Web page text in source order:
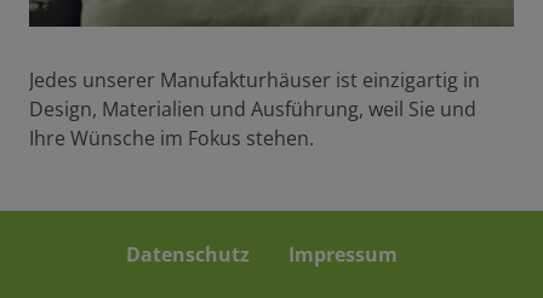
Jedes unserer Manufakturhäuser ist einzigartig in
Design, Materialien und Ausführung, weil Sie und
Ihre Wünsche im Fokus stehen.
Datenschutz Impressum